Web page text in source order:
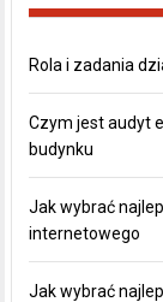
Rola i zadania
Czym jest audyt
budynku
Jak wybrać
internetowego
Jak wybrać